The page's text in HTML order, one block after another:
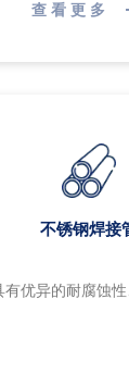
查看更多
不锈钢焊接
优异的耐腐蚀性